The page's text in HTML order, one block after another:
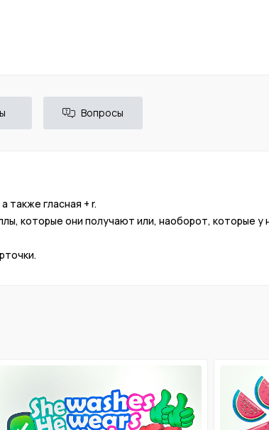
Вопросы
также гласная + r.
которые они получают или, наоборот, которые у